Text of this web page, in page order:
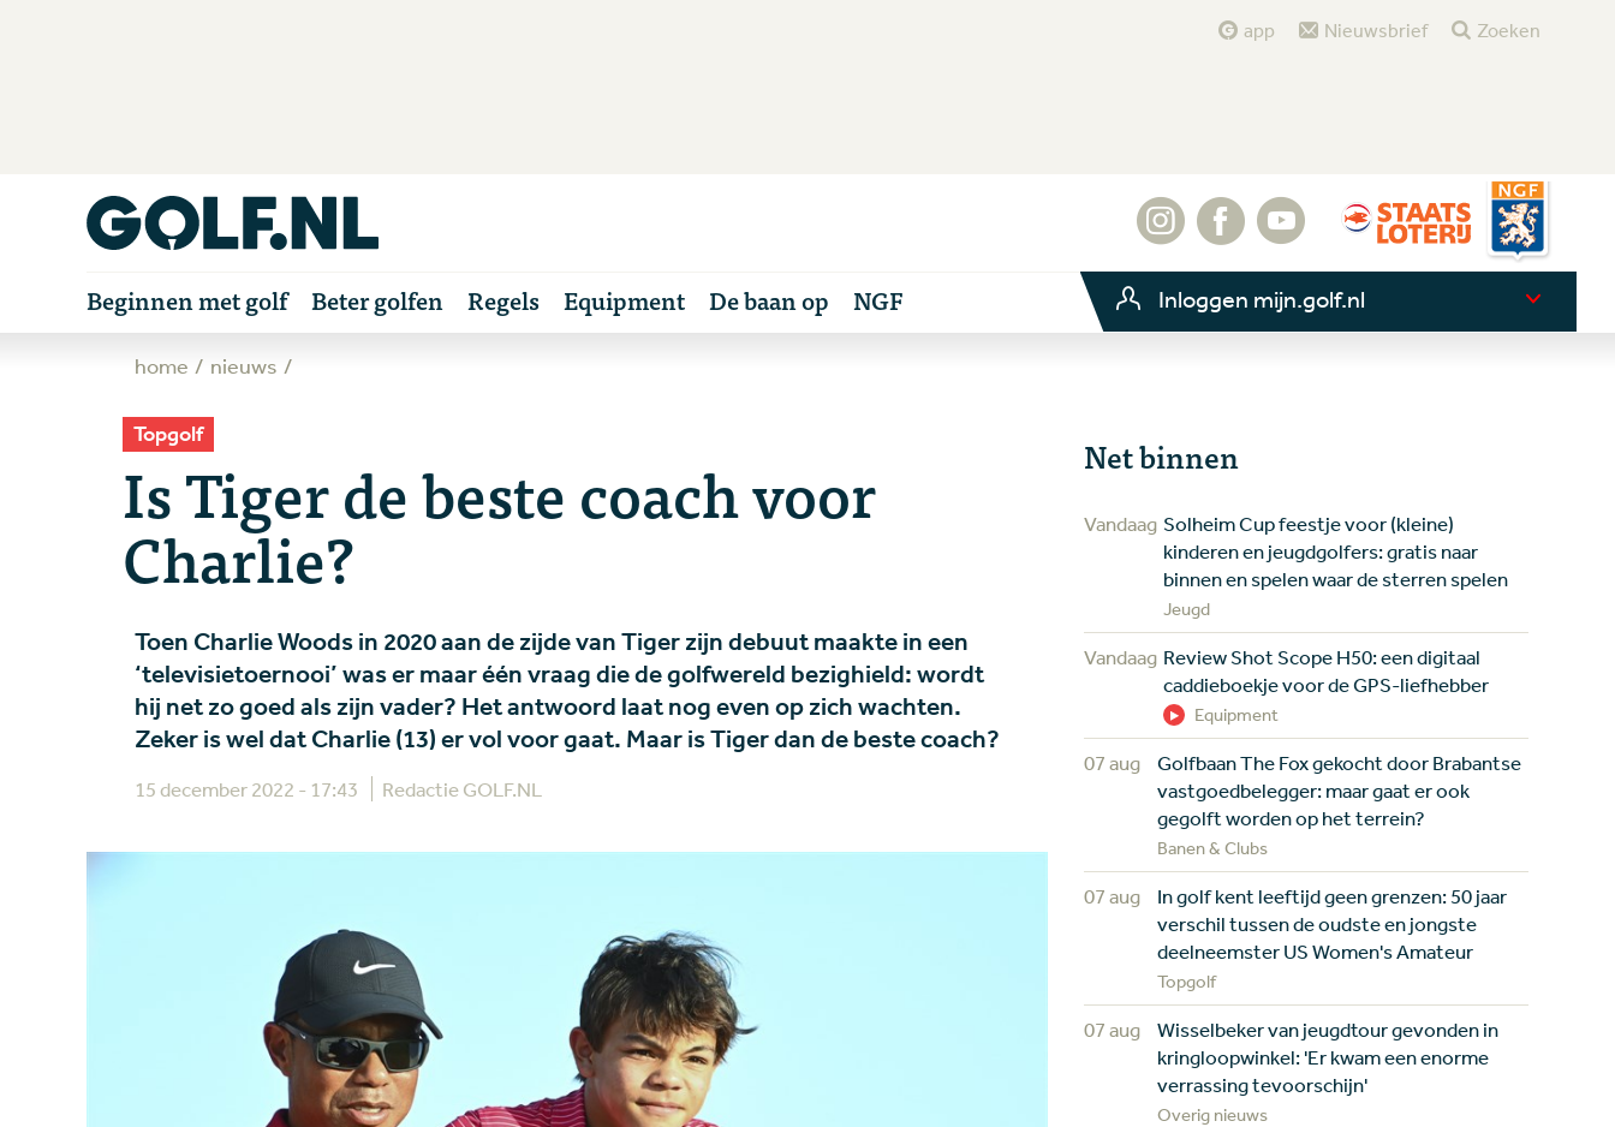
app Nieuwsbrief Zoeken
Beginnen met golf Beter golfen Regels Equipment De baan op NGF Inloggen mijn.golf.nl
home nieuws
Topgolf
Is Tiger de beste coach voor
Charlie?
Toen Charlie Woods in 2020 aan de zijde van Tiger zijn debuut maakte in een
‘televisietoernooi’ was er maar één vraag die de golfwereld bezighield: wordt
hij net zo goed als zijn vader? Het antwoord laat nog even op zich wachten.
Zeker is wel dat Charlie (13) er vol voor gaat. Maar is Tiger dan de beste coach?
15 december 2022 - 17:43 Redactie GOLF.NL
Net binnen
Vandaag Solheim Cup feestje voor (kleine)
kinderen en jeugdgolfers: gratis naar
binnen en spelen waar de sterren spelen
Jeugd
Vandaag Review Shot Scope H50: een digitaal
caddieboekje voor de GPS-liefhebber
Equipment
07 aug
Golfbaan The Fox gekocht door Brabantse
vastgoedbelegger: maar gaat er ook
gegolft worden op het terrein?
Banen & Clubs
07 aug
In golf kent leeftijd geen grenzen: 50 jaar
verschil tussen de oudste en jongste
deelneemster US Women's Amateur
Topgolf
07 aug
Wisselbeker van jeugdtour gevonden in
kringloopwinkel: 'Er kwam een enorme
verrassing tevoorschijn'
Overig nieuws